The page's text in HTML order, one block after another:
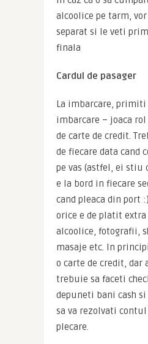
alcoolice pe tarm,
separat si le veti
finala
Cardul de pasager
La imbarcare, primiti
imbarcare – joaca rol
de carte de credit.
de fiecare data cand
pe vas (astfel, ei stiu
e la bord in fiecare
cand pleaca din port
orice e de platit
alcoolice, fotografii,
masaje etc. In
o carte de credit, dar
trebuie sa faceti
depuneti bani cash
sa va rezolvati
plecare.